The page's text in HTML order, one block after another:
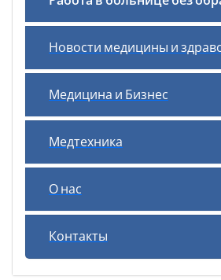
Новости медицины и
Медицина и Бизнес
Медтехника
О нас
Контакты